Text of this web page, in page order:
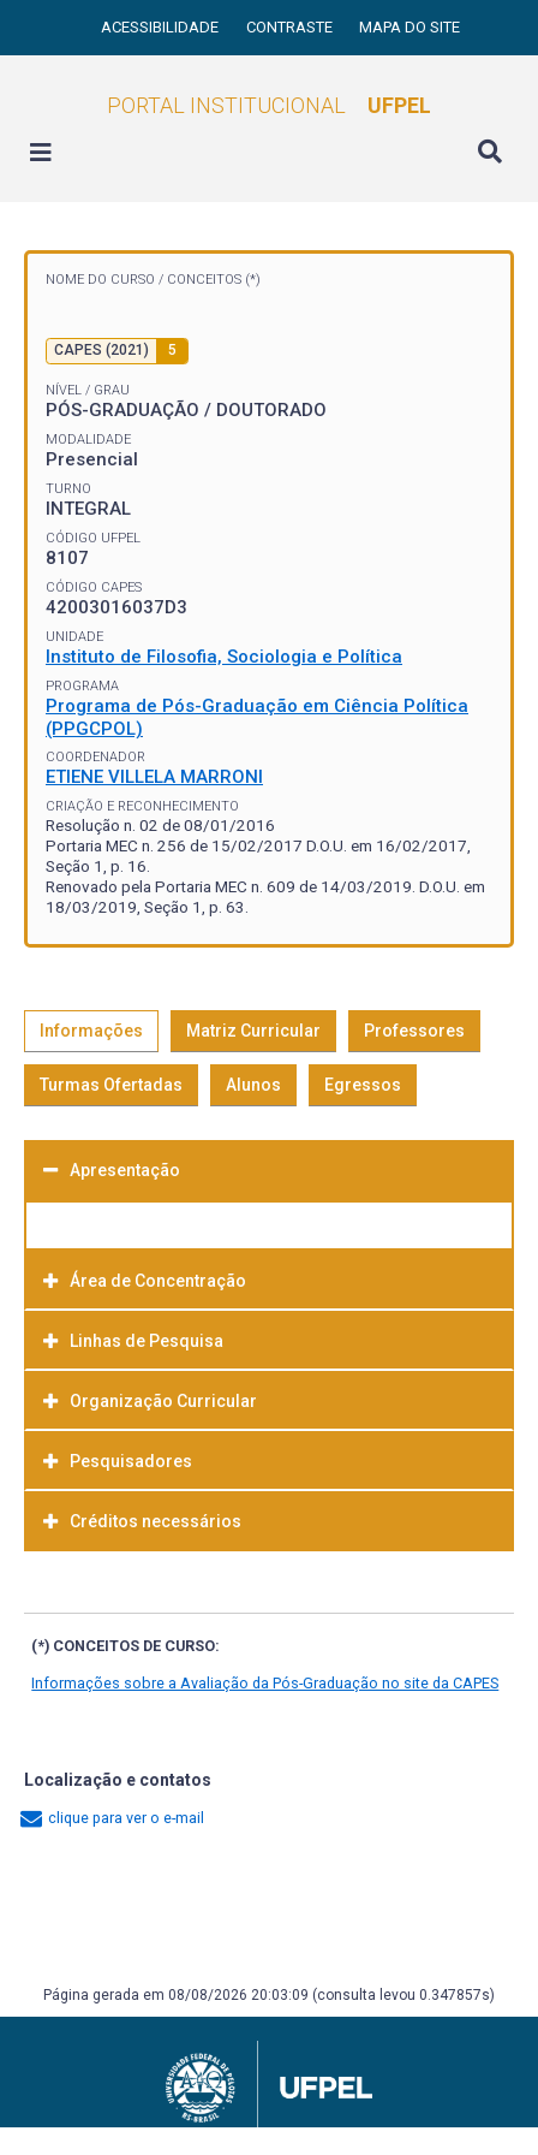
ACESSIBILIDADE CONTRASTE MAPA DO SITE
PORTAL INSTITUCIONAL UFPEL
NOME DO CURSO / CONCEITOS (*)
CAPES (2021) 5
NÍVEL / GRAU
PÓS-GRADUAÇÃO / DOUTORADO
MODALIDADE
Presencial
TURNO
INTEGRAL
CÓDIGO UFPEL
8107
CÓDIGO CAPES
42003016037D3
UNIDADE
Instituto de Filosofia, Sociologia e Política
PROGRAMA
Programa de Pós-Graduação em Ciência Política
(PPGCPOL)
COORDENADOR
ETIENE VILLELA MARRONI
CRIAÇÃO E RECONHECIMENTO
Resolução n. 02 de 08/01/2016
Portaria MEC n. 256 de 15/02/2017 D.O.U. em 16/02/2017,
Seção 1, p. 16.
Renovado pela Portaria MEC n. 609 de 14/03/2019. D.O.U. em
18/03/2019, Seção 1, p. 63.
Informações Matriz Curricular Professores
Turmas Ofertadas Alunos Egressos
Apresentação
Área de Concentração
Linhas de Pesquisa
Organização Curricular
Pesquisadores
Créditos necessários
(*) CONCEITOS DE CURSO:
Informações sobre a Avaliação da Pós-Graduação no site da CAPES
Localização e contatos
clique para ver o e-mail
Página gerada em 08/08/2026 20:03:09 (consulta levou 0.347857s)